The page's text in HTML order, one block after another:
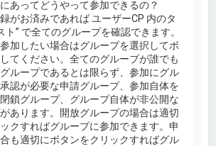
あってどうやって参加できるの？
がお済みであれば ユーザーCP 内のタ
ト” で全てのグループを確認できます。
加したい場合はグループを選択してボ
てください。全てのグループが誰でも
ループであるとは限らず、参加にグル
認が必要な申請グループ、参加自体を
鎖グループ、グループ自体が非公開な
あります。開放グループの場合は適切
クすればグループに参加できます。申
も適切にボタンをクリックすればグル